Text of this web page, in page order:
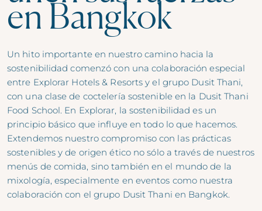
en Bangkok
Un hito importante en nuestro camino hacia la
sostenibilidad comenzó con una colaboración especial
entre Explorar Hotels & Resorts y el grupo Dusit Thani,
con una clase de coctelería sostenible en la Dusit Thani
Food School. En Explorar, la sostenibilidad es un
principio básico que influye en todo lo que hacemos.
Extendemos nuestro compromiso con las prácticas
sostenibles y de origen ético no sólo a través de nuestros
menús de comida, sino también en el mundo de la
mixología, especialmente en eventos como nuestra
colaboración con el grupo Dusit Thani en Bangkok.